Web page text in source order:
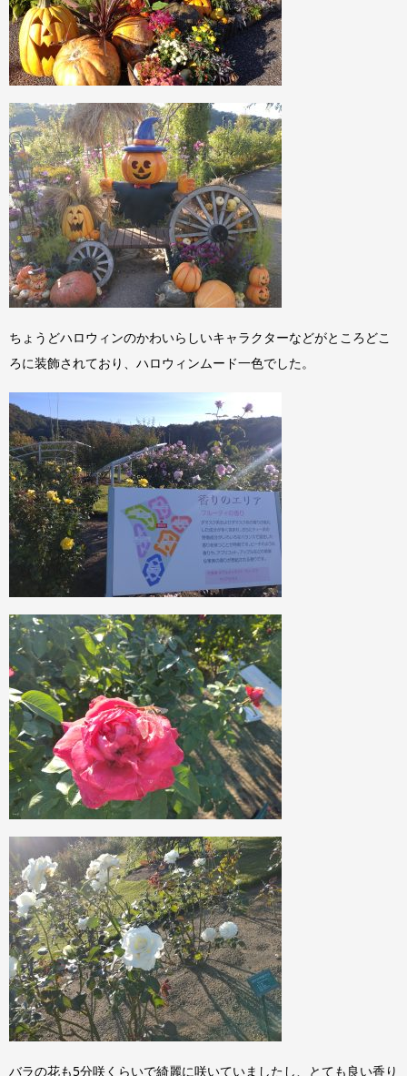
ちょうどハロウィンのかわいらしいキャラクターなどがところどこ
ろに装飾されており、ハロウィンムード一色でした。
バラの花も5分咲くらいで綺麗に咲いていましたし、とても良い香り